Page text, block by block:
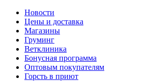
Новости
Цены и доставка
Магазины
Груминг
Ветклиника
Бонусная программа
Оптовым покупателям
Горсть в приют